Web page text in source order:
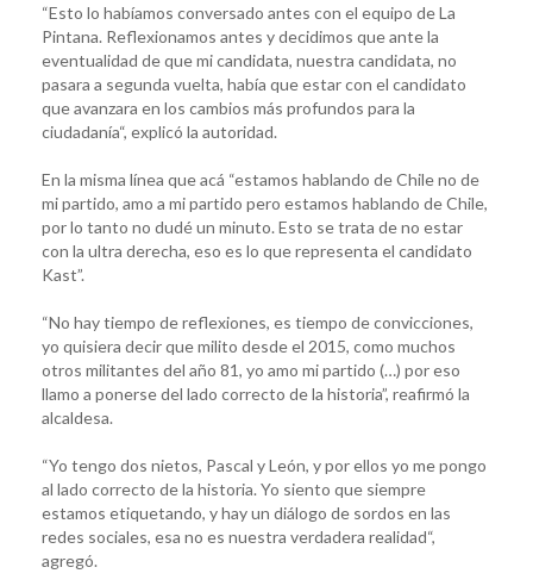
“Esto lo habíamos conversado antes con el equipo de La
Pintana. Reflexionamos antes y decidimos que ante la
eventualidad de que mi candidata, nuestra candidata, no
pasara a segunda vuelta, había que estar con el candidato
que avanzara en los cambios más profundos para la
ciudadanía“, explicó la autoridad.
En la misma línea que acá “estamos hablando de Chile no de
mi partido, amo a mi partido pero estamos hablando de Chile,
por lo tanto no dudé un minuto. Esto se trata de no estar
con la ultra derecha, eso es lo que representa el candidato
Kast”.
“No hay tiempo de reflexiones, es tiempo de convicciones,
yo quisiera decir que milito desde el 2015, como muchos
otros militantes del año 81, yo amo mi partido (…) por eso
llamo a ponerse del lado correcto de la historia”, reafirmó la
alcaldesa.
“Yo tengo dos nietos, Pascal y León, y por ellos yo me pongo
al lado correcto de la historia. Yo siento que siempre
estamos etiquetando, y hay un diálogo de sordos en las
redes sociales, esa no es nuestra verdadera realidad“,
agregó.